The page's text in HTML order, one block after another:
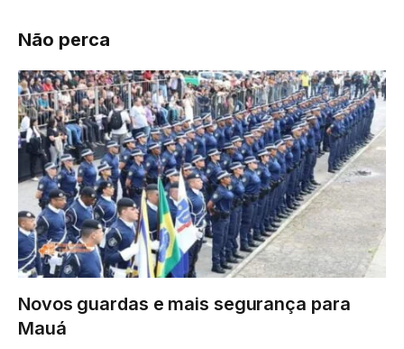
Não perca
Novos guardas e mais segurança para
Mauá